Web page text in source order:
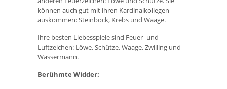
können auch gut mit ihren Kardinalkollegen
auskommen: Steinbock, Krebs und Waage.
Ihre besten Liebesspiele sind Feuer- und
Luftzeichen: Löwe, Schütze, Waage, Zwilling und
Wassermann.
Berühmte Widder: